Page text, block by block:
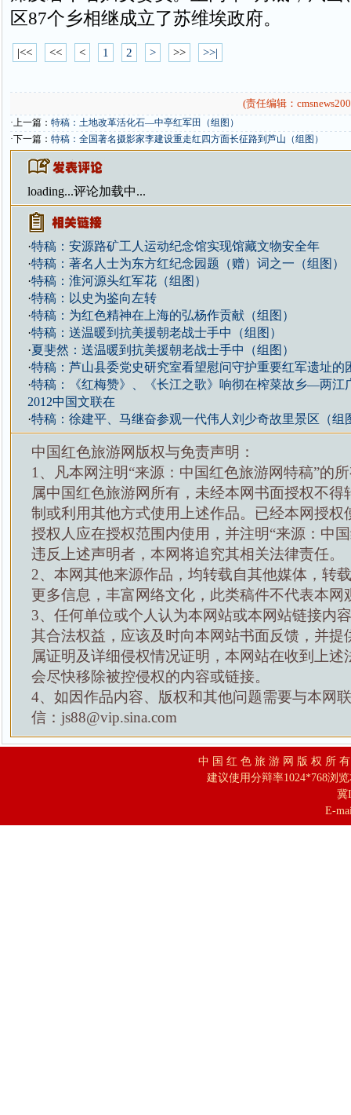
区87个乡相继成立了苏维埃政府。
|<< << < 1 2 > >> >>|
(责任编辑：
·上一篇： 特稿：土地改革活化石—中亭红军田（组图）
·下一篇： 特稿：全国著名摄影家李建设重走红四方面长征路到芦山（组图）
loading...评论加载中...
·特稿：安源路矿工人运动纪念馆实现馆藏文物安全年
·特稿：著名人士为东方红纪念园题（赠）词之一（组图）
·特稿：淮河源头红军花（组图）
·特稿：以史为鉴向左转
·特稿：为红色精神在上海的弘杨作贡献（组图）
·特稿：送温暖到抗美援朝老战士手中（组图）
·夏斐然：送温暖到抗美援朝老战士手中（组图）
·特稿：芦山县委党史研究室看望慰问守护重要红军遗址的
·特稿：《红梅赞》、《长江之歌》响彻在榨菜故乡—两江
2012中国文联在
·特稿：徐建平、马继奋参观一代伟人刘少奇故里景区（组
中国红色旅游网版权与免责声明：
1、凡本网注明“来源：中国红色旅游网特稿”的
属中国红色旅游网所有，未经本网书面授权不得
制或利用其他方式使用上述作品。已经本网授权
授权人应在授权范围内使用，并注明“来源：中
违反上述声明者，本网将追究其相关法律责任。
2、本网其他来源作品，均转载自其他媒体，转
更多信息，丰富网络文化，此类稿件不代表本网
3、任何单位或个人认为本网站或本网站链接内
其合法权益，应该及时向本网站书面反馈，并提
属证明及详细侵权情况证明，本网站在收到上述
会尽快移除被控侵权的内容或链接。
4、如因作品内容、版权和其他问题需要与本网
信：js88@vip.sina.com
中 国 红 色 旅 游 网 版 权 所
建议使用分辩率1024*768浏
冀
E-